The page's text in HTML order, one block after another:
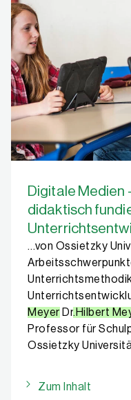
Digitale Medien
didaktisch
…von Ossietzky
MeyerDr.Hilbert
Professor für
Ossietzky
Zum Inhalt